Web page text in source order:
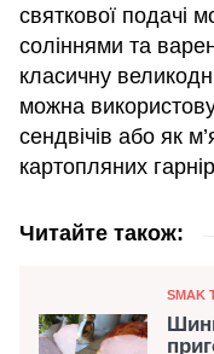
святкової подачі
соліннями та
класичну
можна
сендвічів або як
картопляних
Читайте також:
SMAK